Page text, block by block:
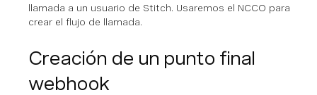
llamada a un usuario de Stitch. Usaremos el NCCO para
crear el flujo de llamada.
Creación de un punto final
webhook